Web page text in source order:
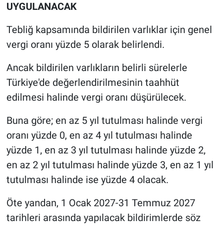
UYGULANACAK
Tebliğ kapsamında bildirilen varlıklar için genel
vergi oranı yüzde 5 olarak belirlendi.
Ancak bildirilen varlıkların belirli sürelerle
Türkiye'de değerlendirilmesinin taahhüt
edilmesi halinde vergi oranı düşürülecek.
Buna göre; en az 5 yıl tutulması halinde vergi
oranı yüzde 0, en az 4 yıl tutulması halinde
yüzde 1, en az 3 yıl tutulması halinde yüzde 2,
en az 2 yıl tutulması halinde yüzde 3, en az 1 yıl
tutulması halinde ise yüzde 4 olacak.
Öte yandan, 1 Ocak 2027-31 Temmuz 2027
tarihleri arasında yapılacak bildirimlerde söz